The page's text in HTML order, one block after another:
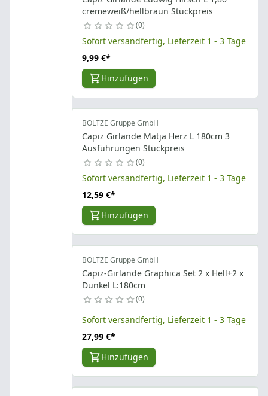
cremeweiß/hellbraun Stückpreis
0
Sofort versandfertig, Lieferzeit 1 - 3 Tage
9,99 €*
Hinzufügen
BOLTZE Gruppe GmbH
Capiz Girlande Matja Herz L 180cm 3
Ausführungen Stückpreis
0
Sofort versandfertig, Lieferzeit 1 - 3 Tage
12,59 €*
Hinzufügen
BOLTZE Gruppe GmbH
Capiz-Girlande Graphica Set 2 x Hell+2 x
Dunkel L:180cm
0
Sofort versandfertig, Lieferzeit 1 - 3 Tage
27,99 €*
Hinzufügen